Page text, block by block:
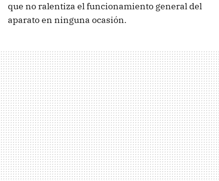
que no ralentiza el funcionamiento general del
aparato en ninguna ocasión.